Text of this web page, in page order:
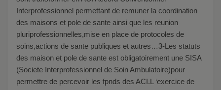
Interprofessionnel permettant de remuner la coordination
des maisons et pole de sante ainsi que les reunion
pluriprofessionnelles,mise en place de protocoles de
soins,actions de sante publiques et autres…3-Les statuts
des maison et pole de sante est obligatoirement une SISA
(Societe Interprofessionnel de Soin Ambulatoire)pour
permettre de percevoir les fpnds des ACI.L ‘exercice de